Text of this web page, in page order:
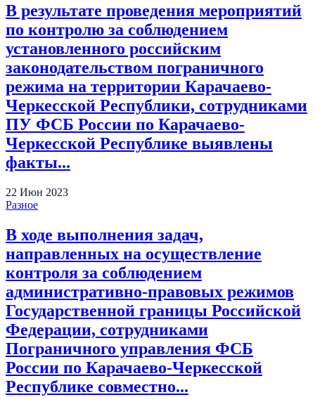
В результате проведения мероприятий
по контролю за соблюдением
установленного российским
законодательством пограничного
режима на территории Карачаево-
Черкесской Республики, сотрудниками
ПУ ФСБ России по Карачаево-
Черкесской Республике выявлены
факты...
22 Июн 2023
Разное
В ходе выполнения задач,
направленных на осуществление
контроля за соблюдением
административно-правовых режимов
Государственной границы Российской
Федерации, сотрудниками
Пограничного управления ФСБ
России по Карачаево-Черкесской
Республике совместно...